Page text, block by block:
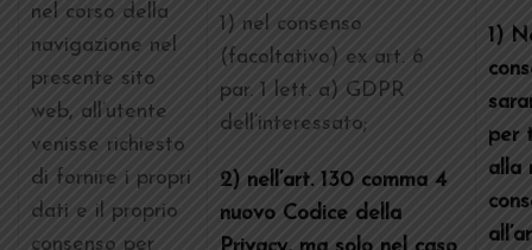
nel corso della
navigazione nel
presente sito
web, all’utente
venisse richiesto
di fornire i propri
dati e il proprio
consenso per
1) nel consenso
(facoltativo) ex art. 6
par. 1 lett. a) GDPR
dell’interessato;
2) nell’art. 130 comma 4
nuovo Codice della
1)
per
alla